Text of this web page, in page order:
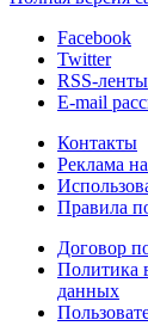
Facebook
Twitter
RSS-ленты
E-mail
Контакты
Реклама
Правила
Договор
Политика
данных